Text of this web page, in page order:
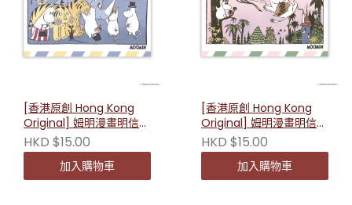
[香港原創 Hong Kong
Original] 姆明漫畫明信片
（道別時刻） 230641
HKD $15.00
加入購物車
[香港原創 Hong Kong
Original] 姆明漫畫明信片
（森林遊戲）230634
HKD $15.00
加入購物車